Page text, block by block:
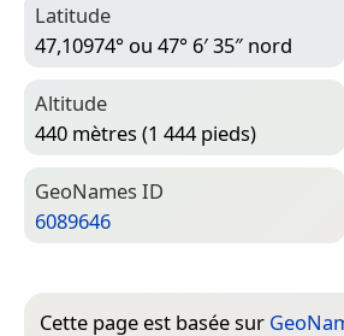
Latitude
47,10974° ou 47° 6′ 35″ nord
Altitude
440 mètres (1 444 pieds)
Geo­Names ID
6089646
Cette page est basée sur